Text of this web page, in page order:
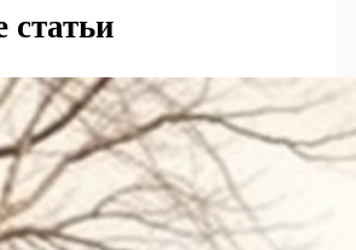
статьи